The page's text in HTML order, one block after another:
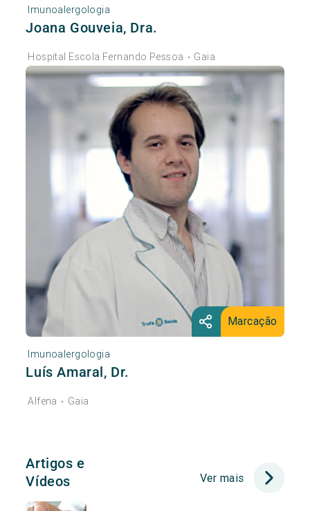
Imunoalergologia
Joana Gouveia, Dra.
Hospital Escola Fernando Pessoa • Gaia
Marcação
Imunoalergologia
Luís Amaral, Dr.
Alfena • Gaia
Artigos e
Vídeos
Ver mais